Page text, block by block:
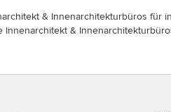
& Innenarchitekturbüros für
Innenarchitekt &